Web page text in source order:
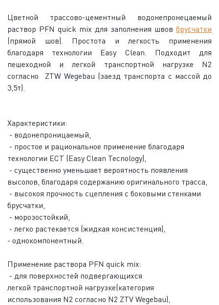
Цветной трассово-цементный водонепронецаемый
раствор PFN quick mix для заполнения швов брусчатки
(прямой шов). Простота и легкость применения
благодаря технологии Easy Clean. Подходит для
пешеходной и легкой транспортной нагрузке N2
согласно ZTW Wegebau (заезд транспорта с массой до
3,5т).
Характеристики:
- водонепроницаемый,
- простое и рациональное применение благодаря
технологии ECT (Easy Clean Tecnology),
- существенно уменьшает вероятность появления
высолов, благодаря содержанию оригинального трасса,
- высокоя прочность сцепления с боковыми стенками
брусчатки,
- морозостойкий,
- легко растекается (жидкая консистенция),
- однокомпонентный.
Применение раствора PFN quick mix:
- для поверхностей подвергающихся
легкой транспортной нагрузке(категория
использования N2 согласно N2 ZTV Wegebau),